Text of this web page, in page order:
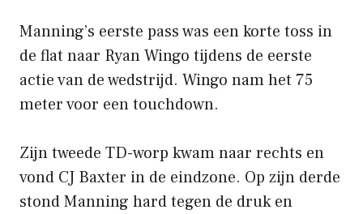
Manning’s eerste pass was een korte toss in
de flat naar Ryan Wingo tijdens de eerste
actie van de wedstrijd. Wingo nam het 75
meter voor een touchdown.
Zijn tweede TD-worp kwam naar rechts en
vond CJ Baxter in de eindzone. Op zijn derde
stond Manning hard tegen de druk en